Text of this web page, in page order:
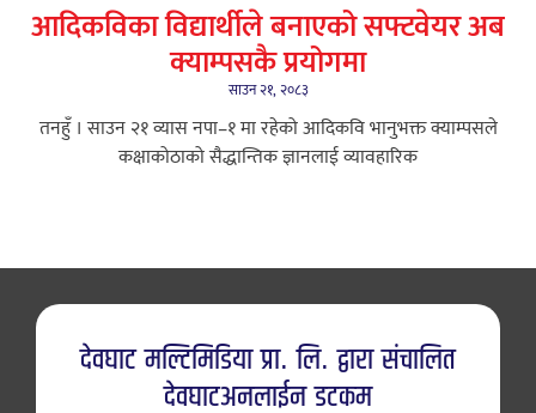
आदिकविका विद्यार्थीले बनाएको सफ्टवेयर अब
क्याम्पसकै प्रयोगमा
साउन २१, २०८३
तनहुँ । साउन २१ ​व्यास नपा–१ मा रहेको आदिकवि भानुभक्त क्याम्पसले
कक्षाकोठाको सैद्धान्तिक ज्ञानलाई व्यावहारिक
देवघाट मल्टिमिडिया प्रा. लि. द्वारा संचालित
देवघाटअनलाईन डटकम